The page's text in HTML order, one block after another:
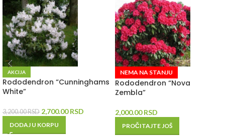
AKCIJA
Rododendron “Cunninghams
White”
3,200.00RSD 2,700.00RSD
DODAJ U KORPU
NEMA NA STANJU
Rododendron “Nova
Zembla”
2,000.00RSD
PROČITAJTE JOŠ